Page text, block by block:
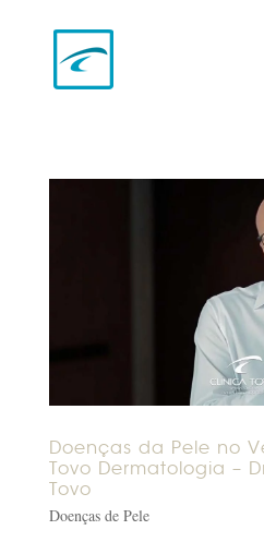
Doenças da Pele no
Tovo Dermatologia –
Tovo
Doenças de Pele